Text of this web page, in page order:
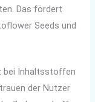
Das fördert
Seeds und
bei Inhaltsstoffen
der Nutzer